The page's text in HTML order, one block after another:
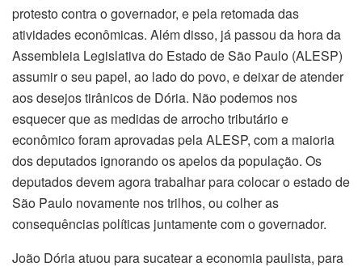
protesto contra o governador, e pela retomada das
atividades econômicas. Além disso, já passou da hora da
Assembleia Legislativa do Estado de São Paulo (ALESP)
assumir o seu papel, ao lado do povo, e deixar de atender
aos desejos tirânicos de Dória. Não podemos nos
esquecer que as medidas de arrocho tributário e
econômico foram aprovadas pela ALESP, com a maioria
dos deputados ignorando os apelos da população. Os
deputados devem agora trabalhar para colocar o estado de
São Paulo novamente nos trilhos, ou colher as
consequências políticas juntamente com o governador.
João Dória atuou para sucatear a economia paulista, para